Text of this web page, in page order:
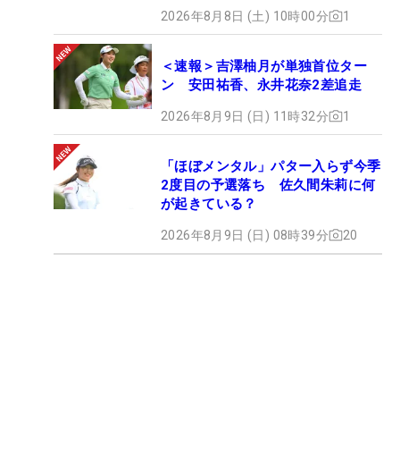
2026年8月8日 (土) 10時00分 1
＜速報＞吉澤柚月が単独首位ター
ン 安田祐香、永井花奈2差追走
2026年8月9日 (日) 11時32分 1
「ほぼメンタル」パター入らず今季
2度目の予選落ち 佐久間朱莉に何
が起きている？
2026年8月9日 (日) 08時39分 20